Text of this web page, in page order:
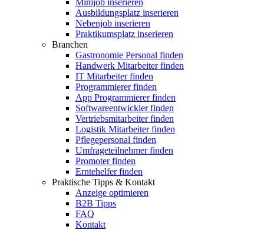
Minijob inserieren
Ausbildungsplatz inserieren
Nebenjob inserieren
Praktikumsplatz inserieren
Branchen
Gastronomie Personal finden
Handwerk Mitarbeiter finden
IT Mitarbeiter finden
Programmierer finden
App Programmierer finden
Softwareentwickler finden
Vertriebsmitarbeiter finden
Logistik Mitarbeiter finden
Pflegepersonal finden
Umfrageteilnehmer finden
Promoter finden
Erntehelfer finden
Praktische Tipps & Kontakt
Anzeige optimieren
B2B Tipps
FAQ
Kontakt